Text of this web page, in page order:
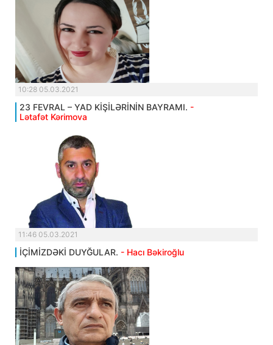
10:28 05.03.2021
23 FEVRAL – YAD KİŞİLƏRİNİN BAYRAMI. -
Lətafət Kərimova
11:46 05.03.2021
İÇİMİZDƏKİ DUYĞULAR. - Hacı Bəkiroğlu